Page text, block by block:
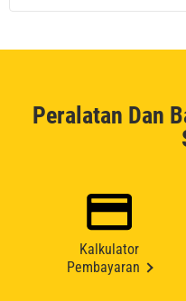
Peralatan Dan
Kalkulator
Pembayaran